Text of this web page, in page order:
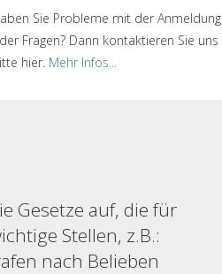
Sie Probleme mit der Anmeldung
Fragen? Dann kontaktieren Sie uns
hier. Mehr Infos...
Gesetze auf, die für
Stellen, z.B.:
nach Belieben